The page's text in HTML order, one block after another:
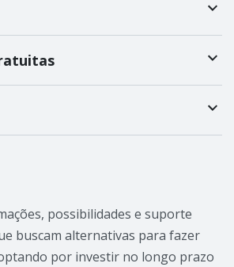
possibilidades e suporte
buscam alternativas para fazer
por investir no longo prazo